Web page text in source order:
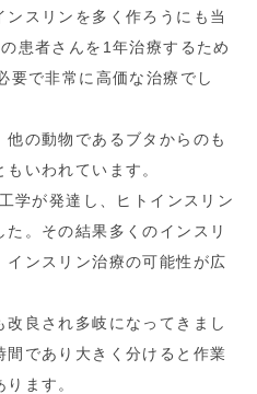
スリンを多く作ろうにも当
患者さんを1年治療するため
要で非常に高価な治療でし
の動物であるブタからのも
いわれています。
学が発達し、ヒトインスリン
。その結果多くのインスリ
インスリン治療の可能性が広
良され多岐になってきまし
であり大きく分けると作業
ます。